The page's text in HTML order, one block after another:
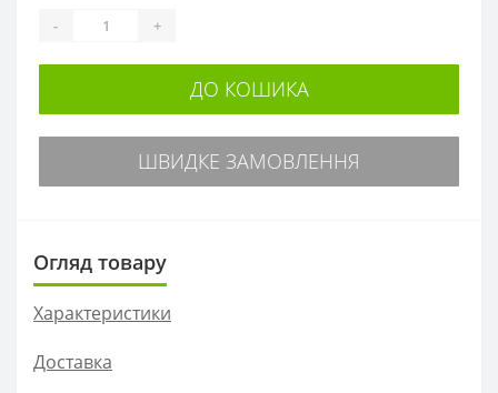
- +
ДО КОШИКА
ШВИДКЕ ЗАМОВЛЕННЯ
Огляд товару
Характеристики
Доставка